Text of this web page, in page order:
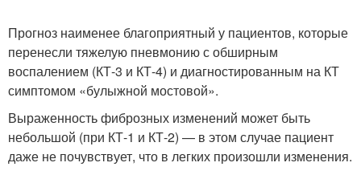
Прогноз наименее благоприятный у пациентов, которые
перенесли тяжелую пневмонию с обширным
воспалением (КТ-3 и КТ-4) и диагностированным на КТ
симптомом «булыжной мостовой».
Выраженность фиброзных изменений может быть
небольшой (при КТ-1 и КТ-2) — в этом случае пациент
даже не почувствует, что в легких произошли изменения.